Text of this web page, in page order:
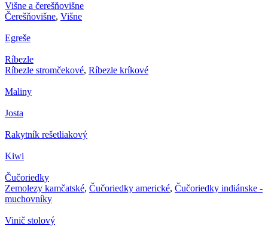
Višne a čerešňovišne
Čerešňovišne, Višne
Egreše
Ríbezle
Ríbezle stromčekové, Ríbezle kríkové
Maliny
Josta
Rakytník rešetliakový
Kiwi
Čučoriedky
Zemolezy kamčatské, Čučoriedky americké, Čučoriedky indiánske -
muchovníky
Vinič stolový